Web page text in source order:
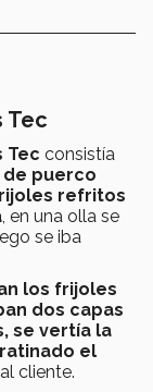
Tec
Tec consistía
puerco
refritos
, en una olla se
se iba
los frijoles
dos capas
se vertía la
el
cliente.